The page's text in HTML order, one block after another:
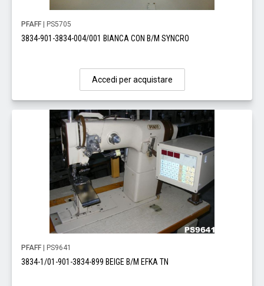
PFAFF | PS5705
3834-901-3834-004/001 BIANCA CON B/M SYNCRO
Accedi per acquistare
PFAFF | PS9641
3834-1/01-901-3834-899 BEIGE B/M EFKA TN